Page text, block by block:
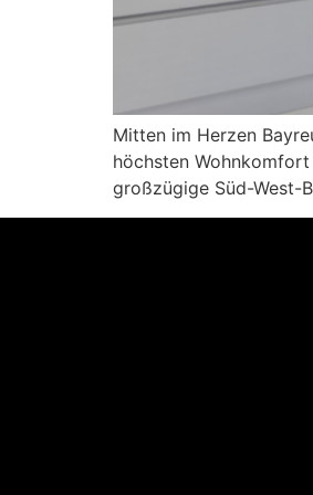
Mitten im Herzen
höchsten
großzügige Süd-West-